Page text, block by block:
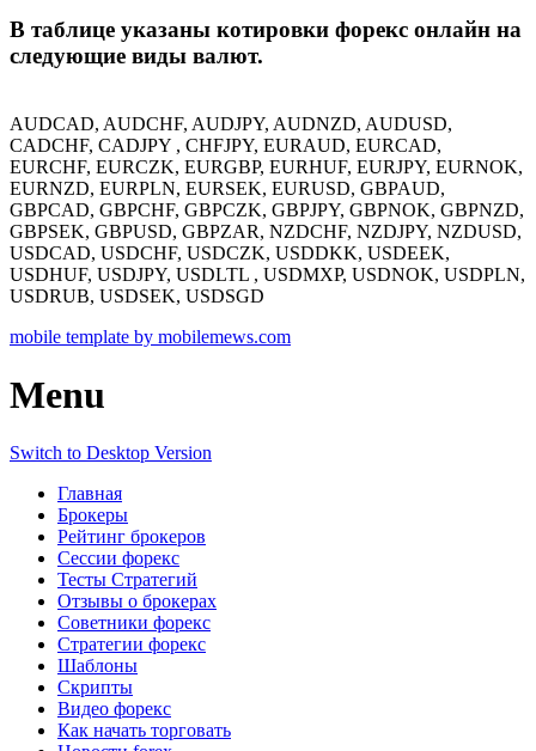
В таблице указаны котировки форекс онлайн на
следующие виды валют.
AUDCAD, AUDCHF, AUDJPY, AUDNZD, AUDUSD,
CADCHF, CADJPY , CHFJPY, EURAUD, EURCAD,
EURCHF, EURCZK, EURGBP, EURHUF, EURJPY, EURNOK,
EURNZD, EURPLN, EURSEK, EURUSD, GBPAUD,
GBPCAD, GBPCHF, GBPCZK, GBPJPY, GBPNOK, GBPNZD,
GBPSEK, GBPUSD, GBPZAR, NZDCHF, NZDJPY, NZDUSD,
USDCAD, USDCHF, USDCZK, USDDKK, USDEEK,
USDHUF, USDJPY, USDLTL , USDMXP, USDNOK, USDPLN,
USDRUB, USDSEK, USDSGD
mobile template by mobilemews.com
Menu
Switch to Desktop Version
Главная
Брокеры
Рейтинг брокеров
Сессии форекс
Тесты Стратегий
Отзывы о брокерах
Советники форекс
Стратегии форекс
Шаблоны
Скрипты
Видео форекс
Как начать торговать